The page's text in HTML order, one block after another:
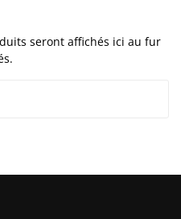
seront affichés ici au fur